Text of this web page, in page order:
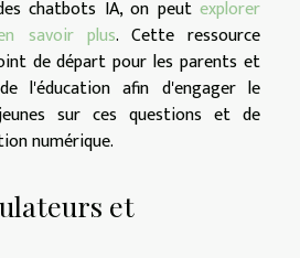
chatbots IA, on peut explorer
savoir plus. Cette ressource
de départ pour les parents et
l'éducation afin d'engager le
sur ces questions et de
numérique.
et